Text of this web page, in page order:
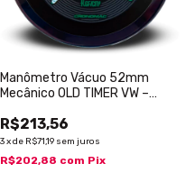
Manômetro Vácuo 52mm
Mecânico OLD TIMER VW –
R$213,56
3xde R$71,19 sem juros
R$202,88 com Pix